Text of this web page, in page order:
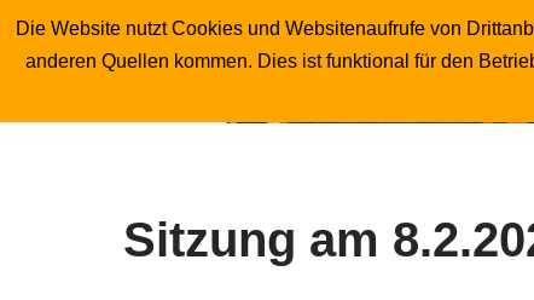
Zum
Sitzung am
Die Website nutzt Cookies und Websitenaufrufe von
anderen Quellen kommen. Dies ist funktional für den